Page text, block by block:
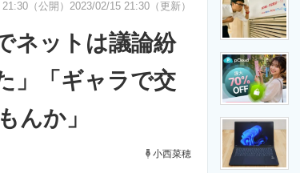
製品の技術・比較・事例 製造業のIT導入・活用を支援
エネルギーの専門メディア
（公開） 2023/02/15 21:30（更新）
ネットは議論紛
」「ギャラで交
んか」
小西菜穂